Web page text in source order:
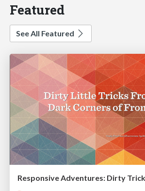
Featured
See All Featured